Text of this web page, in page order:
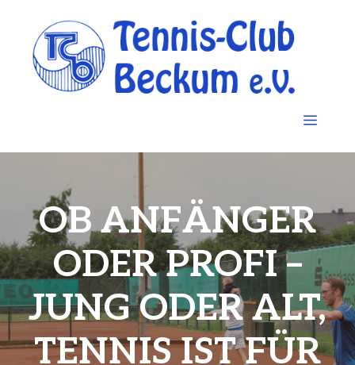
springen
OB ANFÄNGER
ODER PROFI –
JUNG ODER ALT,
TENNIS IST FÜR